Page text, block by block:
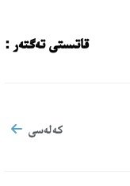
قاتىستى تەگتەر :
كەلەسى